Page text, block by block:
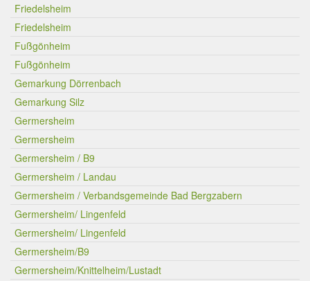
Friedelsheim
Friedelsheim
Fußgönheim
Fußgönheim
Gemarkung Dörrenbach
Gemarkung Silz
Germersheim
Germersheim
Germersheim / B9
Germersheim / Landau
Germersheim / Verbandsgemeinde Bad Bergzabern
Germersheim/ Lingenfeld
Germersheim/ Lingenfeld
Germersheim/B9
Germersheim/Knittelheim/Lustadt